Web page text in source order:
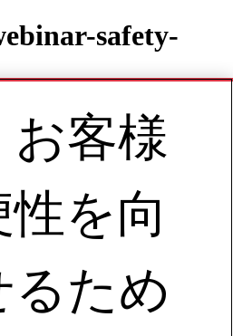
safety-
That Last
お客様
を向
るため